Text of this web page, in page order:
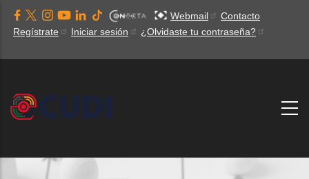
Pasar
Webmail
Contacto
Regístrate
Iniciar sesión ¿Olvidaste tu contraseña?